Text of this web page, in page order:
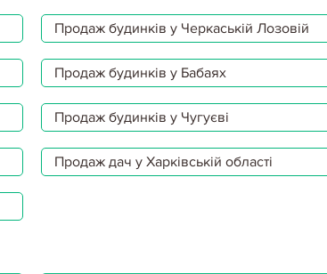
Продаж будинків у Черкаській Лозовій
Продаж будинків у Бабаях
Продаж будинків у Чугуєві
Продаж дач у Харківській області